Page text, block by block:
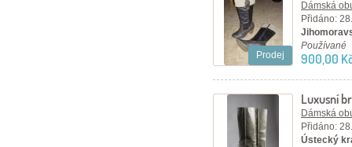
Prodej
Dámská
Přidáno:
Používané
900,00
Luxusní
Dámská
Přidáno:
Ústecký